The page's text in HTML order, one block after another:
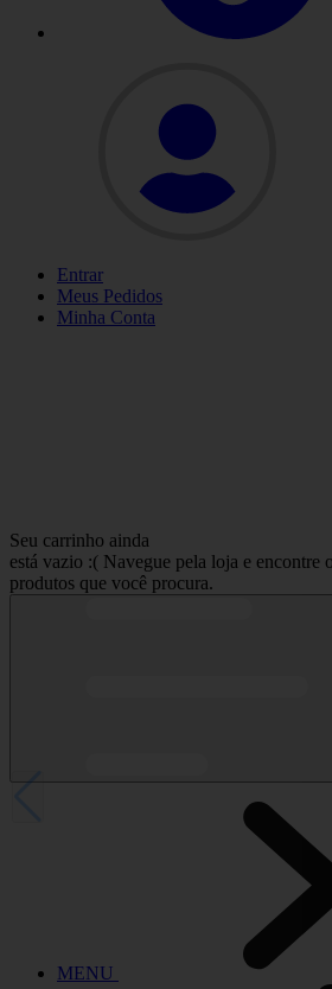
Entrar
Meus Pedidos
Minha Conta
Seu carrinho ainda
está vazio :( Navegue pela loja e encontre
produtos que você procura.
MENU